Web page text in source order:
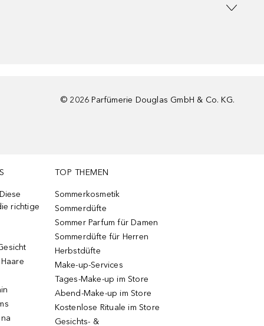
© 2026 Parfümerie Douglas GmbH & Co. KG.
richtige
TOP THEMEN
Sommerkosmetik
Sommerdüfte
Sommer Parfum für Damen
Sommerdüfte für Herren
Herbstdüfte
Make-up-Services
Tages-Make-up im Store
Abend-Make-up im Store
Kostenlose Rituale im Store
Gesichts- &